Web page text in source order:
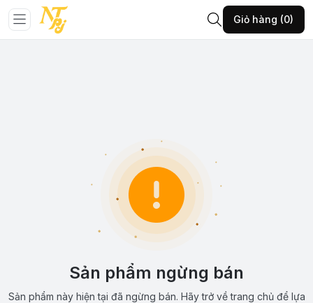
Giỏ hàng (0)
Sản phẩm ngừng bán
Sản phẩm này hiện tại đã ngừng bán. Hãy trở về trang chủ để lựa